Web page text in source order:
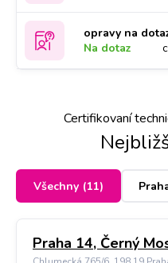
opravy na
Na dotaz
Certifikovaní
Všechny (11)
Praha 14, Černý